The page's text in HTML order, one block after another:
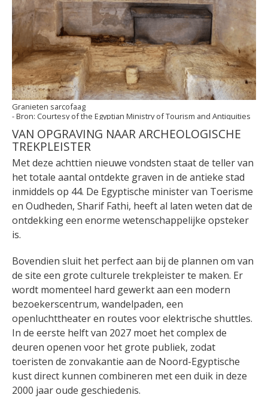
Granieten sarcofaag
Courtesy of the Egyptian Ministry of Tourism and Antiquities
VAN OPGRAVING NAAR ARCHEOLOGISCHE
TREKPLEISTER
Met deze achttien nieuwe vondsten staat de teller van
het totale aantal ontdekte graven in de antieke stad
inmiddels op 44. De Egyptische minister van Toerisme
en Oudheden, Sharif Fathi, heeft al laten weten dat de
ontdekking een enorme wetenschappelijke opsteker
is.
Bovendien sluit het perfect aan bij de plannen om van
de site een grote culturele trekpleister te maken. Er
wordt momenteel hard gewerkt aan een modern
bezoekerscentrum, wandelpaden, een
openluchttheater en routes voor elektrische shuttles.
In de eerste helft van 2027 moet het complex de
deuren openen voor het grote publiek, zodat
toeristen de zonvakantie aan de Noord-Egyptische
kust direct kunnen combineren met een duik in deze
2000 jaar oude geschiedenis.